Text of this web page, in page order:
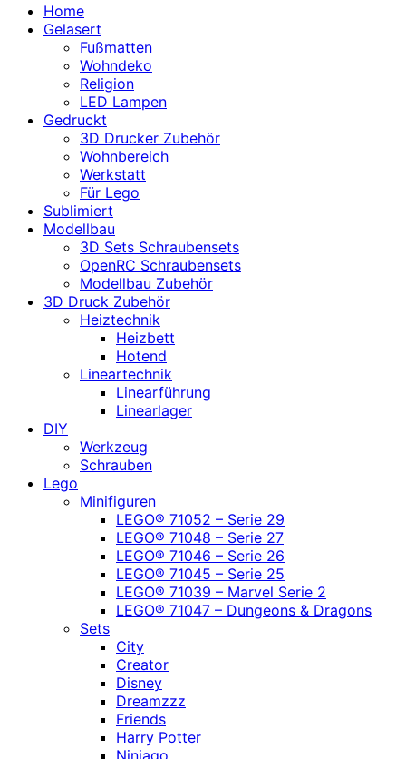
Home
Gelasert
Fußmatten
Wohndeko
Religion
LED Lampen
Gedruckt
3D Drucker Zubehör
Wohnbereich
Werkstatt
Für Lego
Sublimiert
Modellbau
3D Sets Schraubensets
OpenRC Schraubensets
Modellbau Zubehör
3D Druck Zubehör
Heiztechnik
Heizbett
Hotend
Lineartechnik
Linearführung
Linearlager
DIY
Werkzeug
Schrauben
Lego
Minifiguren
LEGO® 71052 – Serie 29
LEGO® 71048 – Serie 27
LEGO® 71046 – Serie 26
LEGO® 71045 – Serie 25
LEGO® 71039 – Marvel Serie 2
LEGO® 71047 – Dungeons & Dragons
Sets
City
Creator
Disney
Dreamzzz
Friends
Harry Potter
Ninjago